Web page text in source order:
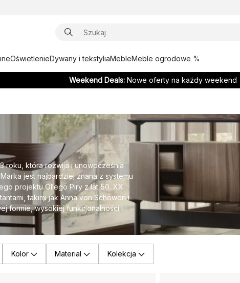
OświetlenieDywany i tekstyliaMebleMeble ogrodowe %
Weekend Deals: Nowe oferty na każdy weekend
roku, która rozwija i unowocześnia
jest najbardziej znana z systemu
projektu Ollego Piry z lat 50. XX
takimi jak Anna von Schewen i
formie, wysokiej funkcjonalności i
Kolor Material Kolekcja